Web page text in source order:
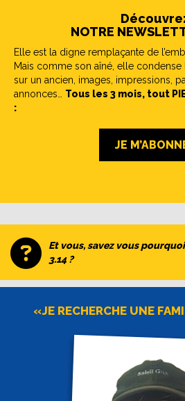
NOTRE
Elle est la digne remplaçante de
Mais comme son aîné, elle condense
sur un ancien, images, impressions,
annonces… Tous les 3 mois, tout
:
JE
Et vous, savez vous
3.14 ?
«JE RECHERCHE UNE